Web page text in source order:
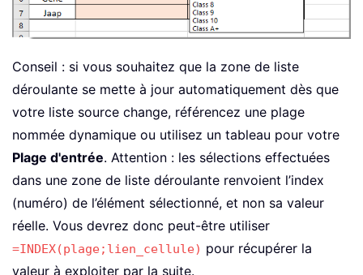
Conseil : si vous souhaitez que la zone de liste
déroulante se mette à jour automatiquement dès que
votre liste source change, référencez une plage
nommée dynamique ou utilisez un tableau pour votre
Plage d'entrée. Attention : les sélections effectuées
dans une zone de liste déroulante renvoient l’index
(numéro) de l’élément sélectionné, et non sa valeur
réelle. Vous devrez donc peut-être utiliser
=INDEX(plage;lien_cellule) pour récupérer la
valeur à exploiter par la suite.